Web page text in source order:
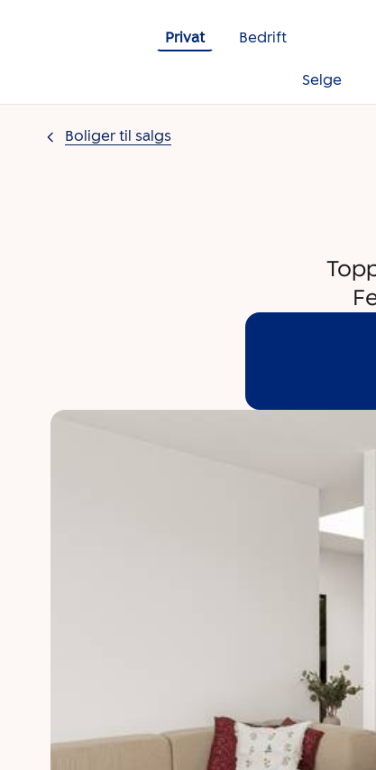
Privat
Bedrift
Selge
Boliger til salgs